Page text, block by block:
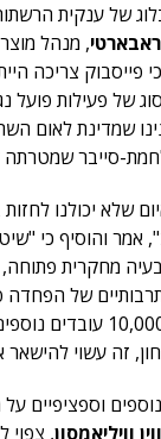
של ענקית
, מנהל
צריכה
של פעילות פועל
שמדינת לאום
סייבר
שלא יכולנו לחזות
אמר והוסיף כי
מחקרית
של הפחדה
שאנו מעסיקים יותר מ-
זה עשוי להישאר
וספציפיים
וויליאמסון, צפוי